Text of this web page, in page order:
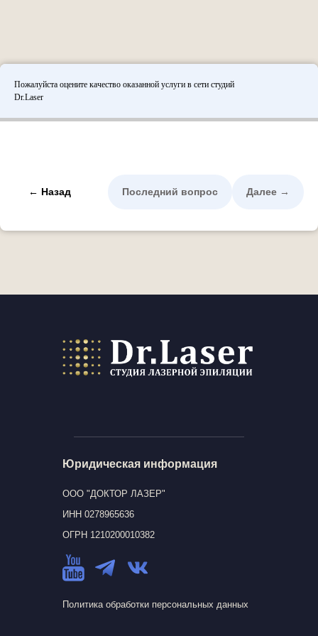
Пожалуйста оцените качество оказанной услуги в сети студий
Dr.Laser
← Назад Далее →
Последний вопрос
Политика обработки персональных данных
Юридическая информация
ООО "ДОКТОР ЛАЗЕР"
ИНН 0278965636
ОГРН 1210200010382